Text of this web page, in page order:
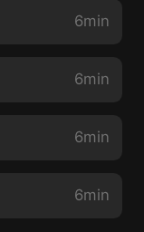
6min
6min
6min
6min